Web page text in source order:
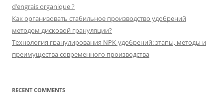
d’engrais organique ?
Как организовать стабильное производство удобрений
методом дисковой грануляции?
Технология гранулирования NPK-удобрений: этапы, методы и
преимущества современного производства
RECENT COMMENTS